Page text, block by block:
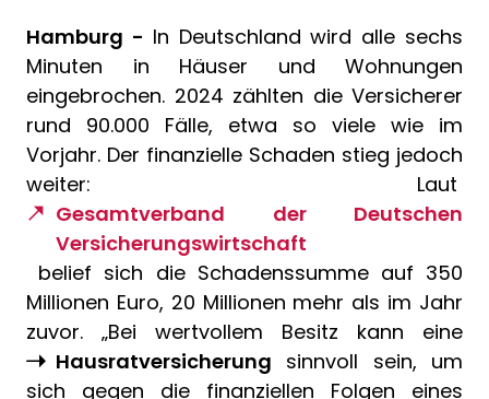
Hamburg - In Deutschland wird alle sechs
Minuten in Häuser und Wohnungen
eingebrochen. 2024 zählten die Versicherer
rund 90.000 Fälle, etwa so viele wie im
Vorjahr. Der finanzielle Schaden stieg jedoch
weiter: Laut
Gesamtverband der Deutschen
Versicherungswirtschaft
belief sich die Schadenssumme auf 350
Millionen Euro, 20 Millionen mehr als im Jahr
zuvor. „Bei wertvollem Besitz kann eine
Hausratversicherung sinnvoll sein, um
sich gegen die finanziellen Folgen eines